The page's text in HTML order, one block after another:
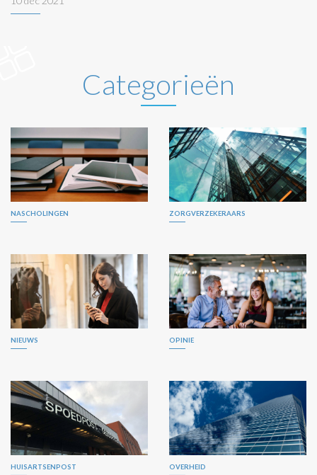
Categorieën
NASCHOLINGEN ZORGVERZEKERAARS
NIEUWS OPINIE
HUISARTSENPOST OVERHEID